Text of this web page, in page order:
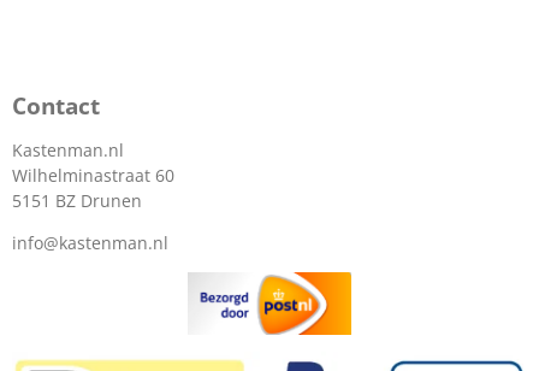
Contact
Kastenman.nl
Wilhelminastraat 60
5151 BZ Drunen
info@kastenman.nl